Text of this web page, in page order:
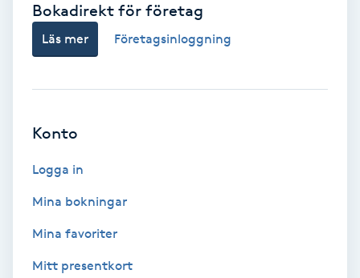
Face framing
Fettreducering
Fibromassage
Bokadirekt för företag
Läs mer Företagsinloggning
Konto
Logga in
Mina bokningar
Mina favoriter
Mitt presentkort